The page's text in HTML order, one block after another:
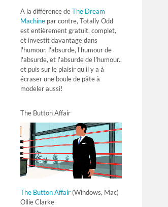
A la différence deThe Dream
Machine par contre, Totally Odd
est entièrement gratuit, complet,
et investit davantage dans
l'humour, l'absurde, l'humour de
l'absurde, et l'absurde de l'humour.,
et puis sur le plaisir qu'il y a à
écraser une boule de pâte à
modeler aussi!
The Button Affair
The Button Affair (Windows, Mac)
Ollie Clarke